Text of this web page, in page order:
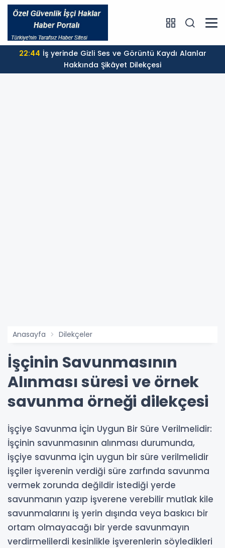
22:44
Hakkında Şikâyet Dilekçesi
Anasayfa Dilekçeler
İşçinin Savunmasının
Alınması süresi ve örnek
savunma örneği dilekçesi
İşçiye Savunma İçin Uygun Bir Süre Verilmelidir:
İşçinin savunmasının alınması durumunda,
işçiye savunma için uygun bir süre verilmelidir
işçiler işverenin verdiği süre zarfında savunma
vermek zorunda değildir istediği yerde
savunmanın yazıp işverene verebilir mutlak kile
savunmalarını iş yerin dışında veya baskıcı bir
ortam olmayacağı bir yerde savunmayın
verdirmelilerdi kesinlikle işverenlerin söyledikleri